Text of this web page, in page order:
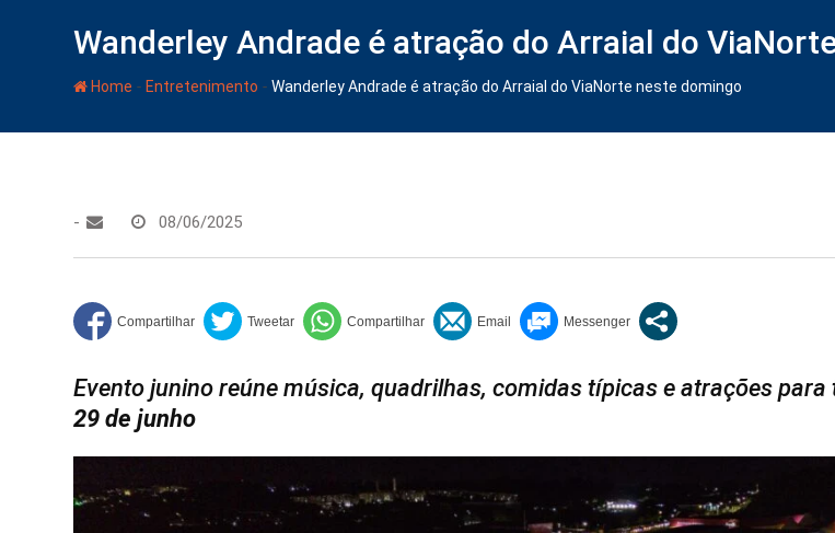
Wanderley Andrade é atração do Arraial do
Home - Entretenimento - Wanderley Andrade é atração do Arraial do ViaNorte neste domingo
- 08/06/2025
Evento junino reúne música, quadrilhas, comidas típicas e atrações para
29 de junho